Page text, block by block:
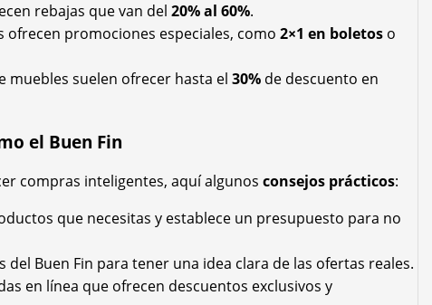
rebajas que van del 20% al 60%.
ofrecen promociones especiales, como 2×1 en boletos o
muebles suelen ofrecer hasta el 30% de descuento en
el Buen Fin
compras inteligentes, aquí algunos consejos prácticos:
que necesitas y establece un presupuesto para no
del Buen Fin para tener una idea clara de las ofertas reales.
en línea que ofrecen descuentos exclusivos y